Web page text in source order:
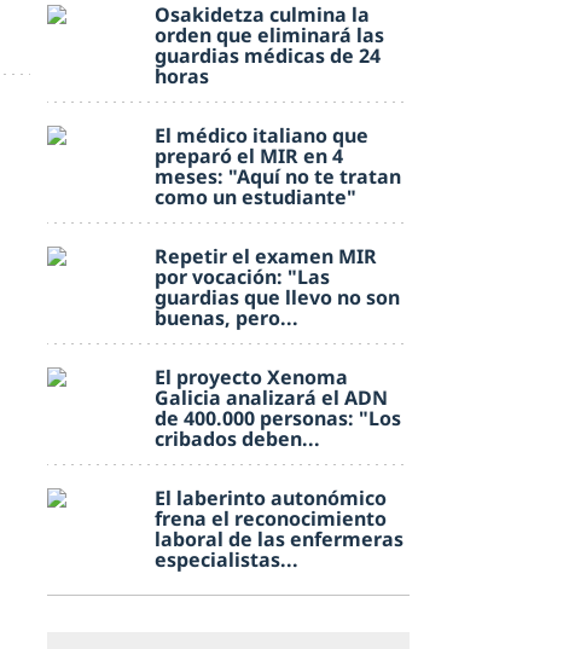
Osakidetza culmina la
orden que eliminará las
guardias médicas de 24
horas
El médico italiano que
preparó el MIR en 4
meses: "Aquí no te tratan
como un estudiante"
Repetir el examen MIR
por vocación: "Las
guardias que llevo no son
buenas, pero...
El proyecto Xenoma
Galicia analizará el ADN
de 400.000 personas: "Los
cribados deben...
El laberinto autonómico
frena el reconocimiento
laboral de las enfermeras
especialistas...